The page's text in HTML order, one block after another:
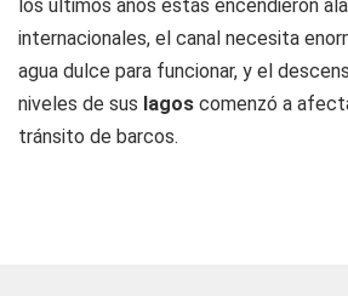
los últimos años estás encendieron
internacionales, el canal necesita
agua dulce para funcionar, y el
niveles de sus lagos comenzó a
tránsito de barcos.